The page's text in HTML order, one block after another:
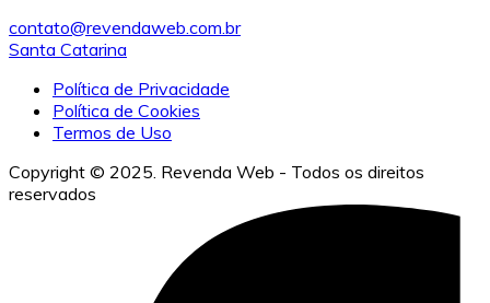
contato@revendaweb.com.br
Santa Catarina
Política de Privacidade
Política de Cookies
Termos de Uso
Copyright © 2025. Revenda Web - Todos os direitos
reservados